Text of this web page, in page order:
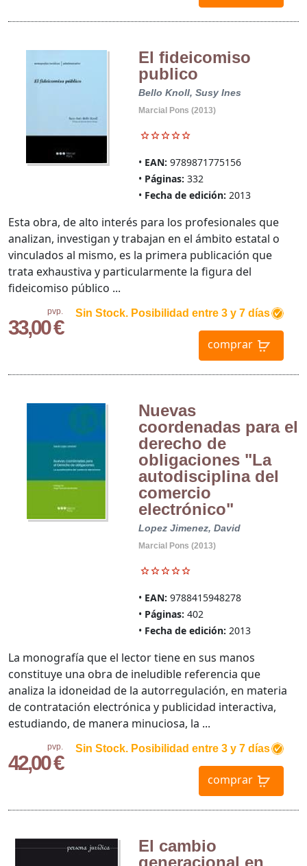
El fideicomiso
publico
Bello Knoll, Susy Ines
Marcial Pons (2013)
EAN: 9789871775156
Páginas: 332
Fecha de edición: 2013
pvp.
33,00 €
Sin Stock. Posibilidad entre 3 y 7 días
comprar
Esta obra, de alto interés para los profesionales que
analizan, investigan y trabajan en el ámbito estatal o
vinculados al mismo, es la primera publicación que
trata exhaustiva y particularmente la figura del
fideicomiso público ...
Nuevas
coordenadas para el
derecho de
obligaciones "La
autodisciplina del
comercio
electrónico"
Lopez Jimenez, David
Marcial Pons (2013)
EAN: 9788415948278
Páginas: 402
Fecha de edición: 2013
pvp.
42,00 €
Sin Stock. Posibilidad entre 3 y 7 días
comprar
La monografía que el lector tiene en sus manos
constituye una obra de ineludible referencia que
analiza la idoneidad de la autorregulación, en materia
de contratación electrónica y publicidad interactiva,
estudiando, de manera minuciosa, la ...
El cambio